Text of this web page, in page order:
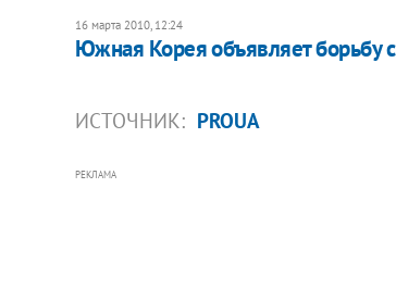
16 марта 2010, 12:24
Южная Корея объявляет борьбу
ИСТОЧНИК: PROUA
РЕКЛАМА